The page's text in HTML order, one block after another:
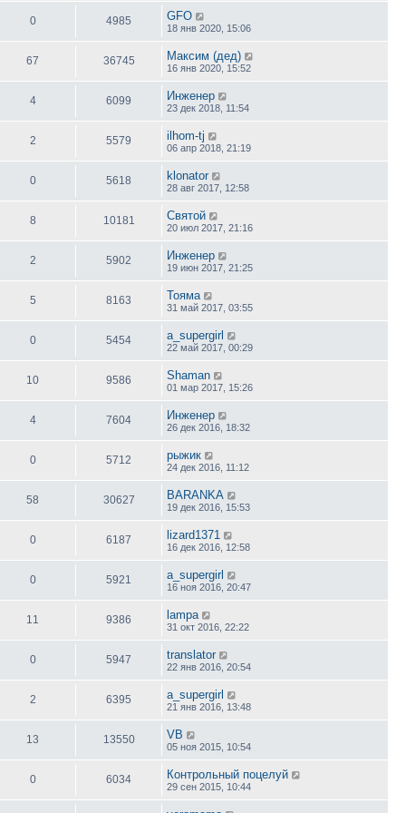
0 4985 GFO
18 янв 2020, 15:06
67 36745 Максим (дед)
16 янв 2020, 15:52
4 6099 Инженер
23 дек 2018, 11:54
2 5579 ilhom-tj
06 апр 2018, 21:19
0 5618 klonator
28 авг 2017, 12:58
8 10181 Святой
20 июл 2017, 21:16
2 5902 Инженер
19 июн 2017, 21:25
5 8163 Toяма
31 май 2017, 03:55
0 5454 a_supergirl
22 май 2017, 00:29
10 9586 Shaman
01 мар 2017, 15:26
4 7604 Инженер
26 дек 2016, 18:32
0 5712 рыжик
24 дек 2016, 11:12
58 30627 BARANKA
19 дек 2016, 15:53
0 6187 lizard1371
16 дек 2016, 12:58
0 5921 a_supergirl
16 ноя 2016, 20:47
11 9386 lampa
31 окт 2016, 22:22
0 5947 translator
22 янв 2016, 20:54
2 6395 a_supergirl
21 янв 2016, 13:48
13 13550 VB
05 ноя 2015, 10:54
0 6034 Контрольный поцелуй
29 сен 2015, 10:44